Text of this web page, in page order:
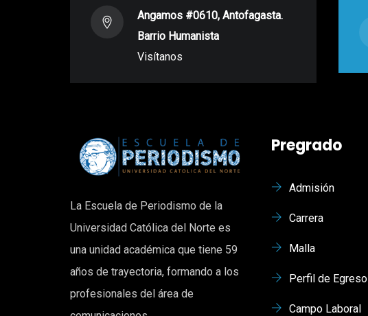
Angamos #0610, Antofagasta.
Barrio Humanista
Visítanos
La Escuela de Periodismo de la
Universidad Católica del Norte es
una unidad académica que tiene 59
años de trayectoria, formando a los
profesionales del área de
Pregrado
Admisión
Carrera
Malla
Perfil de Egreso
Campo Laboral